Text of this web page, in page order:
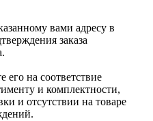
вами адресу в
заказа
его на соответствие
и комплектности,
и отсутствии на товаре